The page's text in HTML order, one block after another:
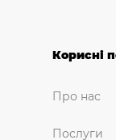
Корисні
Про нас
Послуги